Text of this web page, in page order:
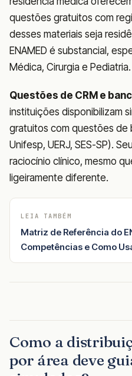
questões gratuitos com
desses materiais seja
ENAMED é substancial,
Médica, Cirurgia e Pediatria.
Questões de CRM e
instituições disponibilizam
gratuitos com questões de
Unifesp, UERJ, SES-SP).
raciocínio clínico, mesmo
ligeiramente diferente.
LEIA TAMBÉM
Matriz de Referência do
Competências e Como
Como a
por área deve